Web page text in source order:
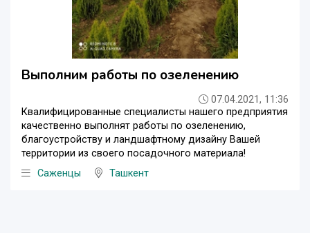
Выполним работы по озеленению
07.04.2021, 11:36
Квалифицированные специалисты нашего предприятия
качественно выполнят работы по озеленению,
благоустройству и ландшафтному дизайну Вашей
территории из своего посадочного материала!
Саженцы
Ташкент